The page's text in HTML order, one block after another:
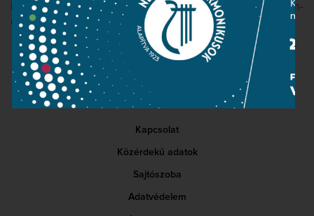
bemutató szólistája is volt. Művéért a zeneszerzőt Sztálin-
díjjal jutalmazták.
Kapcsolat
Közérdekű adatok
Sajtószoba
Adatvédelem